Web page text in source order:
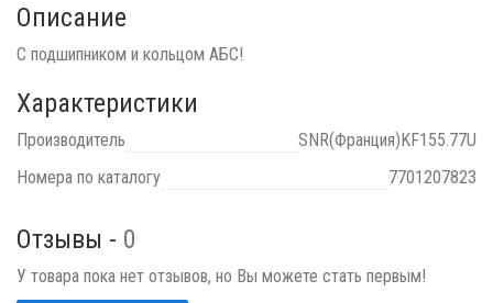
Описание
С подшипником и кольцом АБС!
Характеристики
Производитель
SNR(Франция)KF155.77U
Номера по каталогу
7701207823
Отзывы - 0
У товара пока нет отзывов, но Вы можете стать первым!